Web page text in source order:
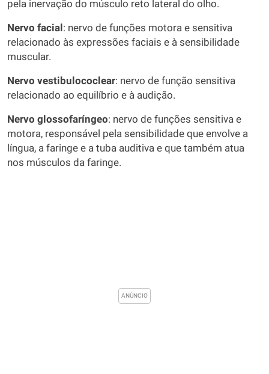
pela inervação do músculo reto lateral do olho.
Nervo facial: nervo de funções motora e sensitiva
relacionado às expressões faciais e à sensibilidade
muscular.
Nervo vestibulococlear: nervo de função sensitiva
relacionado ao equilíbrio e à audição.
Nervo glossofaríngeo: nervo de funções sensitiva e
motora, responsável pela sensibilidade que envolve a
língua, a faringe e a tuba auditiva e que também atua
nos músculos da faringe.